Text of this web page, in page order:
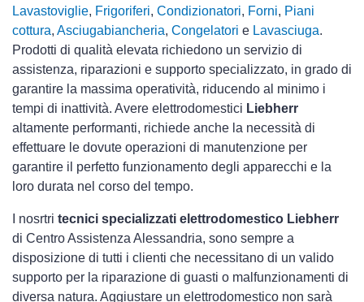
Lavastoviglie, Frigoriferi, Condizionatori, Forni, Piani
cottura, Asciugabiancheria, Congelatori e Lavasciuga.
Prodotti di qualità elevata richiedono un servizio di
assistenza, riparazioni e supporto specializzato, in grado di
garantire la massima operatività, riducendo al minimo i
tempi di inattività. Avere elettrodomestici Liebherr
altamente performanti, richiede anche la necessità di
effettuare le dovute operazioni di manutenzione per
garantire il perfetto funzionamento degli apparecchi e la
loro durata nel corso del tempo.
I nosrtri tecnici specializzati elettrodomestico Liebherr
di Centro Assistenza Alessandria, sono sempre a
disposizione di tutti i clienti che necessitano di un valido
supporto per la riparazione di guasti o malfunzionamenti di
diversa natura. Aggiustare un elettrodomestico non sarà